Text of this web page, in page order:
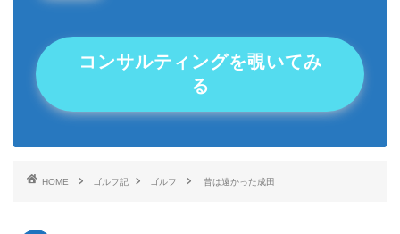
コンサルティングを覗いてみ
る
HOME ゴルフ記 ゴルフ 昔は遠かった成田